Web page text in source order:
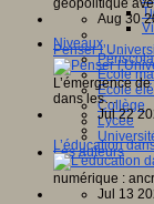
Niveaux
Ecole
Ecole
Collège
Lycée
Les auteurs
géopolitique
Aug 30
Penser
L’émergence
dans les…
Jul 22
L’éducation
numérique :
Jul 13